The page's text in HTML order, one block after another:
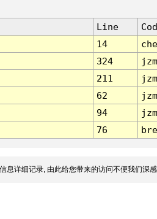
Line
14
324
211
62
94
76
息详细记录, 由此给您带来的访问不便我们深